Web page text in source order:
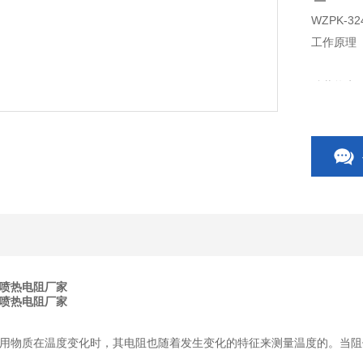
WZPK-
工作原理
铠装热
热电阻厂家
热电阻厂家
在温度变化时，其电阻也随着发生变化的特征来测量温度的。当阻